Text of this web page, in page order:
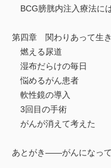
BCG膀胱内注入療法に
第四章 関わりあって生
燃える尿道
湿布だらけの毎日
悩めるがん患者
軟性鏡の導入
3回目の手術
がんが消えて考えた
あとがき――がんになっ